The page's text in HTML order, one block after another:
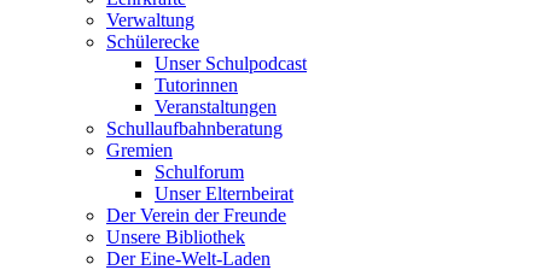
Verwaltung
Schülerecke
Unser Schulpodcast
Tutorinnen
Veranstaltungen
Schullaufbahnberatung
Gremien
Schulforum
Unser Elternbeirat
Der Verein der Freunde
Unsere Bibliothek
Der Eine-Welt-Laden